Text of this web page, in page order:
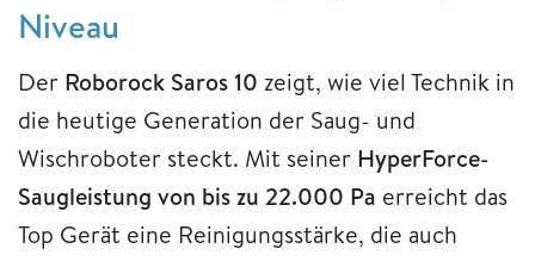
Niveau
Der Roborock Saros 10 zeigt, wie viel Technik in
die heutige Generation der Saug- und
Wischroboter steckt. Mit seiner HyperForce-
Saugleistung von bis zu 22.000 Pa erreicht das
Top Gerät eine Reinigungsstärke, die auch